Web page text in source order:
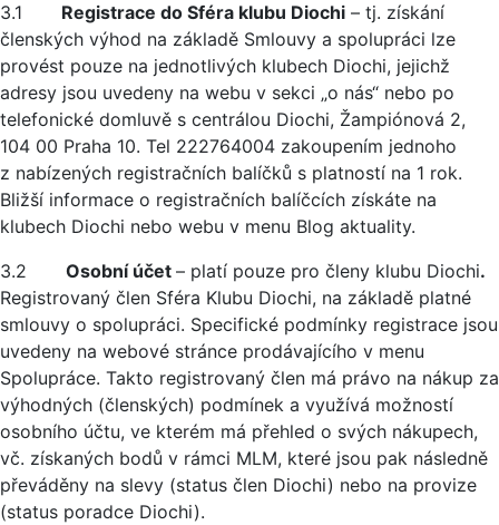
3.1 Registrace do Sféra klubu Diochi – tj. získání
členských výhod na základě Smlouvy a spolupráci lze
provést pouze na jednotlivých klubech Diochi, jejichž
adresy jsou uvedeny na webu v sekci „o nás“ nebo po
telefonické domluvě s centrálou Diochi, Žampiónová 2,
104 00 Praha 10. Tel 222764004 zakoupením jednoho
z nabízených registračních balíčků s platností na 1 rok.
Bližší informace o registračních balíčcích získáte na
klubech Diochi nebo webu v menu Blog aktuality.
3.2 Osobní účet – platí pouze pro členy klubu Diochi.
Registrovaný člen Sféra Klubu Diochi, na základě platné
smlouvy o spolupráci. Specifické podmínky registrace jsou
uvedeny na webové stránce prodávajícího v menu
Spolupráce. Takto registrovaný člen má právo na nákup za
výhodných (členských) podmínek a využívá možností
osobního účtu, ve kterém má přehled o svých nákupech,
vč. získaných bodů v rámci MLM, které jsou pak následně
převáděny na slevy (status člen Diochi) nebo na provize
(status poradce Diochi).